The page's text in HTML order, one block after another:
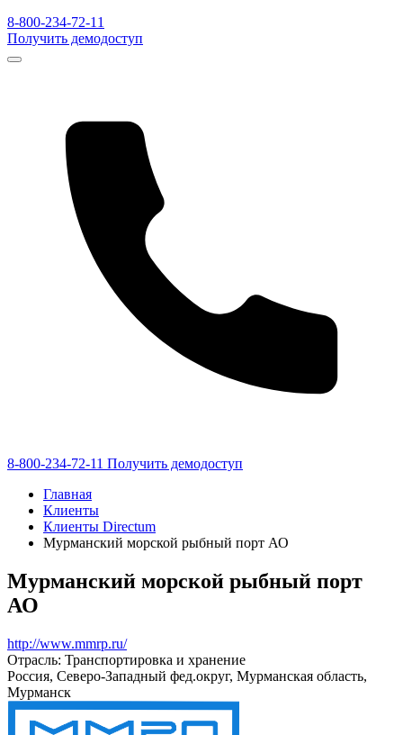
8-800-234-72-11
Получить демодоступ
8-800-234-72-11 Получить демодоступ
Главная
Клиенты
Клиенты Directum
Мурманский морской рыбный порт АО
Мурманский морской рыбный порт
АО
http://www.mmrp.ru/
Отрасль: Транспортировка и хранение
Россия, Северо-Западный фед.округ, Мурманская область,
Мурманск